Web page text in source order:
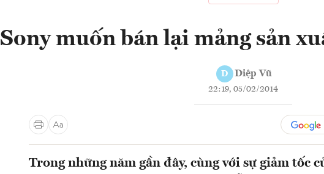
Sony muốn bán lại mảng sản
D Diệp Vũ
22:19, 05/02/2014
Trong những năm gần đây, cùng với sự giảm tốc